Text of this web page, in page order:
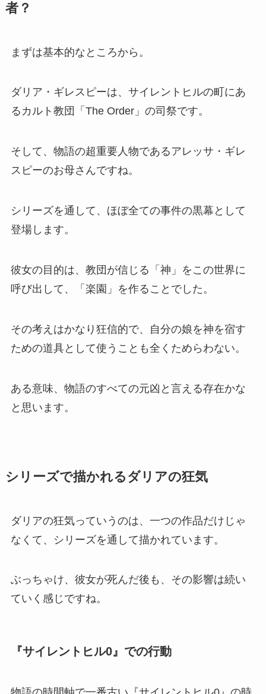
者？
まずは基本的なところから。
ダリア・ギレスピーは、サイレントヒルの町にあ
るカルト教団「The Order」の司祭です。
そして、物語の超重要人物であるアレッサ・ギレ
スピーのお母さんですね。
シリーズを通して、ほぼ全ての事件の黒幕として
登場します。
彼女の目的は、教団が信じる「神」をこの世界に
呼び出して、「楽園」を作ることでした。
その考えはかなり狂信的で、自分の娘を神を宿す
ための道具として使うことも全くためらわない。
ある意味、物語のすべての元凶と言える存在かな
と思います。
シリーズで描かれるダリアの狂気
ダリアの狂気っていうのは、一つの作品だけじゃ
なくて、シリーズを通して描かれています。
ぶっちゃけ、彼女が死んだ後も、その影響は続い
ていく感じですね。
『サイレントヒル0』での行動